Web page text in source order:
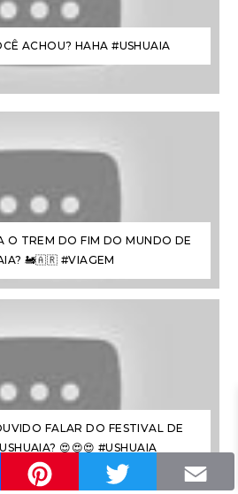
ACHOU? HAHA #USHUAIA
O TREM DO FIM DO MUNDO DE
🚂🇦🇷 #VIAGEM
FALAR DO FESTIVAL DE
😍😍😍 #USHUAIA
Facebook